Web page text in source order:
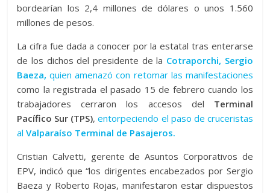
bordearían los 2,4 millones de dólares o unos 1.560
millones de pesos.
La cifra fue dada a conocer por la estatal tras enterarse
de los dichos del presidente de la Cotraporchi, Sergio
Baeza, quien amenazó con retomar las manifestaciones
como la registrada el pasado 15 de febrero cuando los
trabajadores cerraron los accesos del Terminal
Pacífico Sur (TPS),entorpeciendo el paso de cruceristas
alValparaíso Terminal de Pasajeros.
Cristian Calvetti, gerente de Asuntos Corporativos de
EPV, indicó que “los dirigentes encabezados por Sergio
Baeza y Roberto Rojas, manifestaron estar dispuestos